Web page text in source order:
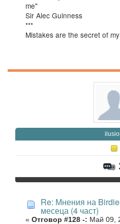
me"
Sir Alec Guinness
***
Mistakes are the secret of
Re: Мнения на
месеца (4 част)
« Отговор #128 -: Май 09,